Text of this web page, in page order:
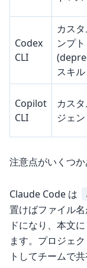
Codex
CLI
カス
ンプト
スキル
Copilot
CLI
カス
ジェン
注意点がいくつか
Claude Code は
置けばファイル名
ドになり、本文に
ます。プロジェ
トしてチームで共